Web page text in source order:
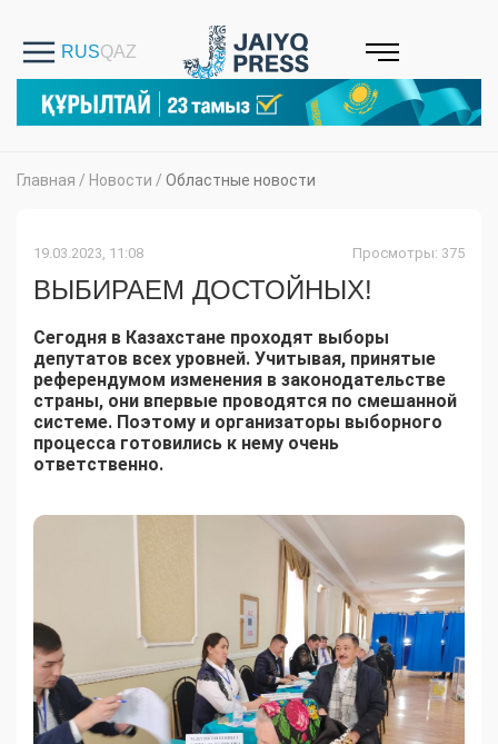
Главная / Новости / Областные новости
19.03.2023, 11:08 Просмотры: 375
ВЫБИРАЕМ ДОСТОЙНЫХ!
Сегодня в Казахстане проходят выборы
депутатов всех уровней. Учитывая, принятые
референдумом изменения в законодательстве
страны, они впервые проводятся по смешанной
системе. Поэтому и организаторы выборного
процесса готовились к нему очень
ответственно.